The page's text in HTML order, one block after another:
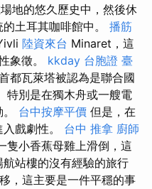
地的悠久歷史中，然後休
土耳其咖啡館中。 播筋
陸資來台 Minaret，這
象徵。 kkday 台胞證 臺
都瓦萊塔被認為是聯合國
特別是在獨木舟或一艘電
台中按摩平價 但是，在
戲劇性。 台中 推拿 廚師
隻小香蕉母雞上滑倒，這
站樓的沒有經驗的旅行
，這主要是一件平穩的事